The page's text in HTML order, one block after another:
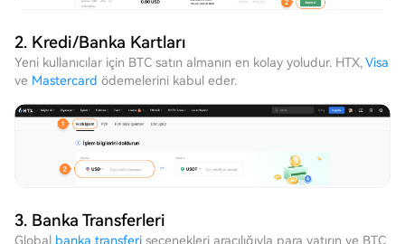
2. Kredi/Banka Kartları
Yeni kullanıcılar için BTC satın almanın en kolay yoludur. HTX, Visa
ve Mastercard ödemelerini kabul eder.
3. Banka Transferleri
Global banka transferi seçenekleri aracılığıyla para yatırın ve BTC